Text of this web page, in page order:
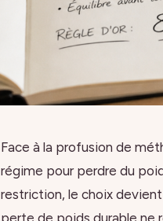
Face à la profusion de
régime pour perdre du
restriction, le choix
perte de poids durable ne